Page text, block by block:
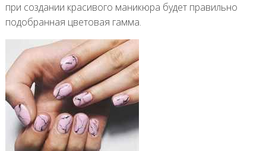
при создании красивого маникюра будет правильно
подобранная цветовая гамма.